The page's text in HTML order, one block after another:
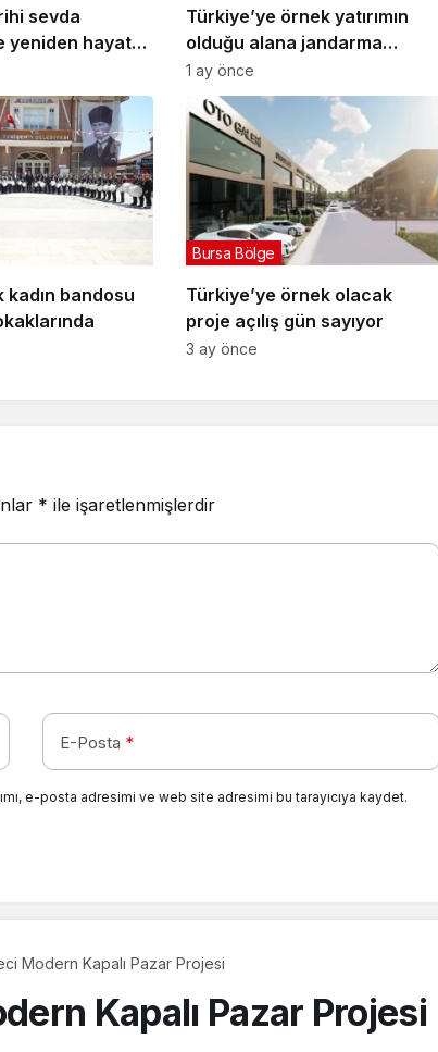
sevda
yeniden hayat
Türkiye’ye örnek yatırımın
olduğu alana jandarma
karakolu yapılıyor
1 ay önce
kadın bandosu
Türkiye’ye örnek olacak
proje açılış gün sayıyor
Bursa Bölge
3 ay önce
* ile işaretlenmişlerdir
E-Posta *
e-posta adresimi ve web site adresimi bu tarayıcıya kaydet.
Modern Kapalı Pazar Projesi
Kapalı Pazar Projesi